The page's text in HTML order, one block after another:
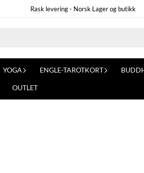
Rask levering - Norsk Lager og butikk
YOGA ENGLE-TAROTKORT
OUTLET